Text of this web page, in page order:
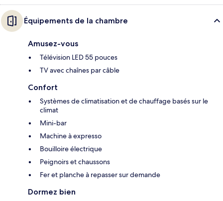
Équipements de la chambre
Amusez-vous
Télévision LED 55 pouces
TV avec chaînes par câble
Confort
Systèmes de climatisation et de chauffage basés sur le
climat
Mini-bar
Machine à expresso
Bouilloire électrique
Peignoirs et chaussons
Fer et planche à repasser sur demande
Dormez bien